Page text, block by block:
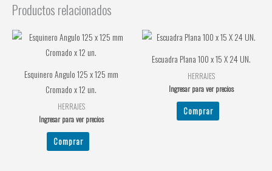
Productos relacionados
Esquinero Angulo 125 x 125 mm
Cromado x 12 un.
HERRAJES
Ingresar para ver precios
Comprar
Escuadra Plana 100 x 15 X 24 UN.
HERRAJES
Ingresar para ver precios
Comprar